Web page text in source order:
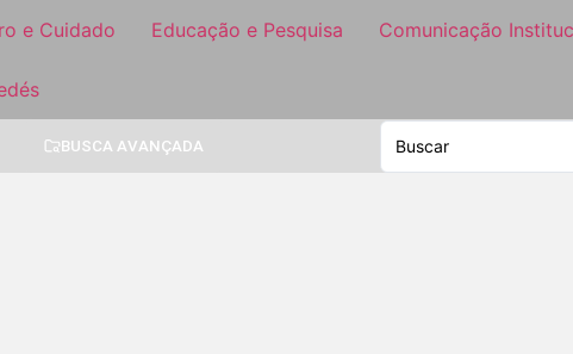
e Cuidado Educação e Pesquisa Comunicação
BUSCA AVANÇADA